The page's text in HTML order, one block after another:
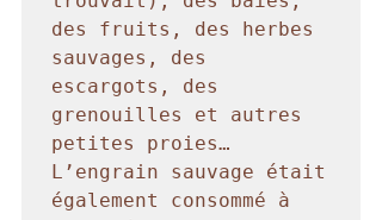
des fruits, des herbes
sauvages, des
escargots, des
grenouilles et autres
petites proies…
L’engrain sauvage était
également consommé à